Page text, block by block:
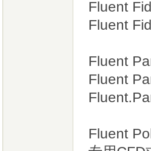
Fluent
Fluent
Fluent
Fluent
Fluent